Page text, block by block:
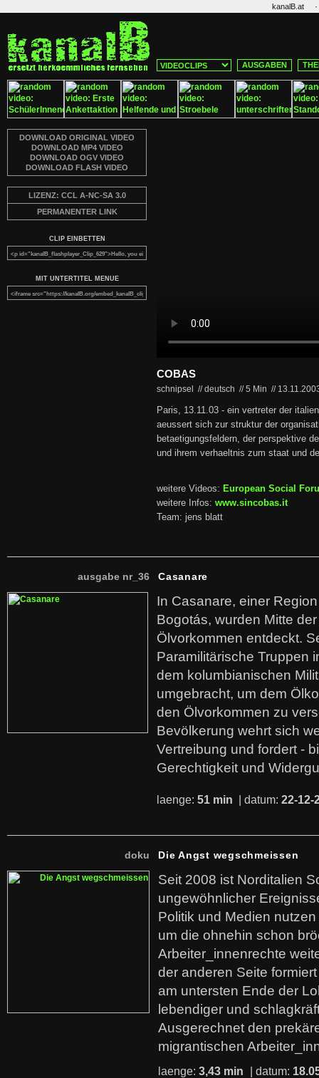
kanalB.at ·
AUSGABEN
DOWNLOAD ORIGINAL VIDEO
DOWNLOAD MP4 VIDEO
DOWNLOAD OGV VIDEO
DOWNLOAD FLASH VIDEO
LIZENZ: CCL A-NC-SA 3.0
PERMANENTER LINK
CLIP EINBETTEN
MIT UNTERTITEL MENUE
COBAS
schnipsel // deutsch //5 Min //
Paris, 13.11.03 - ein vertreter der
aeussert sich zur struktur der
betaetigungsfeldern, der perspektive
und ihrem verhaeltnis zum staat und
weitere Videos: European Social
weitere Infos: www.sincobas.it
Team: jens blatt
ausgabe nr_36 Casanare
In Casanare, einer
Bogotás, wurden Mitte
Ölvorkommen entdeckt.
Paramilitärische Truppen
dem kolumbianischen
umgebracht, um dem
den Ölvorkommen zu
Bevölkerung wehrt sich
Vertreibung und fordert -
Gerechtigkeit und
laenge: 51 min | datum: 22-12-
doku Die Angst wegschmeissen
Seit 2008 ist Norditalien
ungewöhnlicher
Politik und Medien
um die ohnehin schon
Arbeiter_innenrechte
der anderen Seite
am untersten Ende der
lebendiger und
Ausgerechnet den
migrantischen
laenge: 3,43 min | datum: